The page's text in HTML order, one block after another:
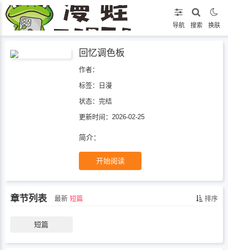
导航 搜索 换肤
回忆调色板
作者：
标签： 日漫
状态： 完结
更新时间：2026-02-25
简介：
开始阅读
章节列表 最新 短篇 排序
短篇